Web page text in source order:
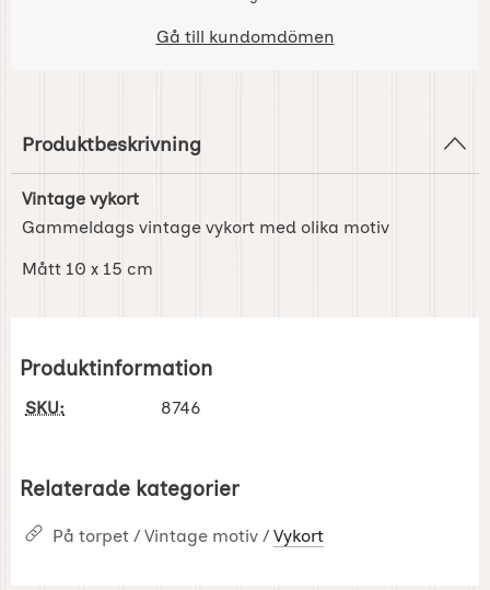
Gå till kundomdömen
Produktbeskrivning
Vintage vykort
Gammeldags vintage vykort med olika motiv
Mått 10 x 15 cm
Produktinformation
SKU: 8746
Relaterade kategorier
På torpet / Vintage motiv / Vykort